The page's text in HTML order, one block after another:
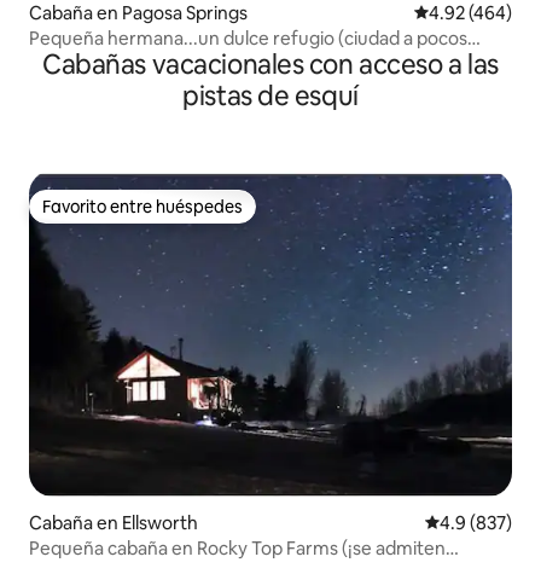
Cabaña en Pagosa Springs Calificación
4.92 (464)
Pequeña hermana...un dulce refugio (ciudad a pocos
minutos de distancia)
Cabañas vacacionales con acceso a las
pistas de esquí
Favorito entre huéspedes
Favorito entre huéspedes
Cabaña en Ellsworth Calificación
4.9 (837)
Pequeña cabaña en Rocky Top Farms (¡se admiten